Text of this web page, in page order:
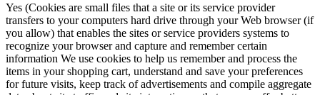
Yes (Cookies are small files that a site or its service provider
transfers to your computers hard drive through your Web browser (if
you allow) that enables the sites or service providers systems to
recognize your browser and capture and remember certain
information We use cookies to help us remember and process the
items in your shopping cart, understand and save your preferences
for future visits, keep track of advertisements and compile aggregate